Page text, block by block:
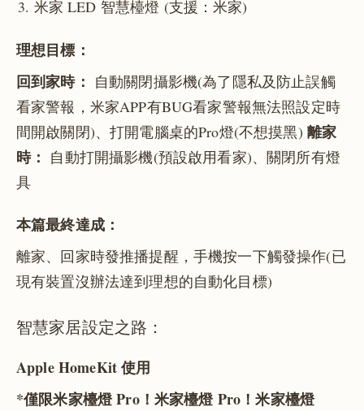
米家 LED 智慧檯燈 (支援：米家)
理想目標：
回到家時： 自動關閉攝影機(為了隱私及防止誤觸
看家警報，米家APP有BUG看家警報無法照設定時
間開啟關閉)、打開電腦桌的Pro燈(不想摸黑) 離家
時： 自動打開攝影機(預設啟用看家)、關閉所有燈
具
本篇最終達成：
離家、回家時發推播提醒，手機按一下觸發操作(已
現有裝置沒辦法達到理想的自動化目標)
智慧家居設定之路：
Apple HomeKit 使用
*僅限米家檯燈 Pro！米家檯燈 Pro！米家檯燈